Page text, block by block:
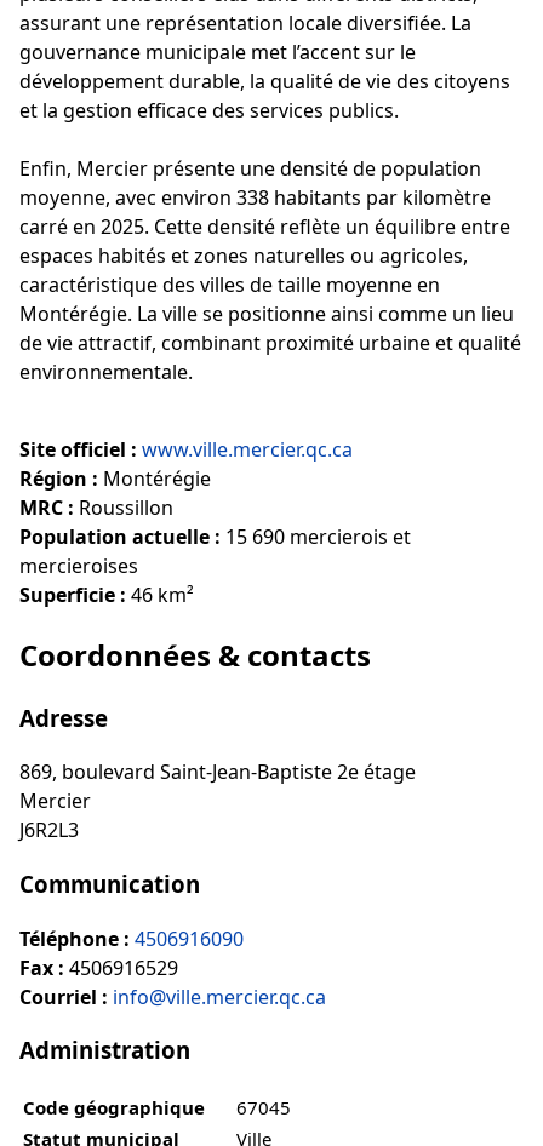
assurant une représentation locale diversifiée. La
gouvernance municipale met l’accent sur le
développement durable, la qualité de vie des citoyens
et la gestion efficace des services publics.
Enfin, Mercier présente une densité de population
moyenne, avec environ 338 habitants par kilomètre
carré en 2025. Cette densité reflète un équilibre entre
espaces habités et zones naturelles ou agricoles,
caractéristique des villes de taille moyenne en
Montérégie. La ville se positionne ainsi comme un lieu
de vie attractif, combinant proximité urbaine et qualité
environnementale.
Site officiel : www.ville.mercier.qc.ca
Région : Montérégie
MRC : Roussillon
Population actuelle : 15 690 mercierois et
mercieroises
Superficie : 46 km²
Coordonnées & contacts
Adresse
869, boulevard Saint-Jean-Baptiste 2e étage
Mercier
J6R2L3
Communication
Téléphone : 4506916090
Fax : 4506916529
Courriel : info@ville.mercier.qc.ca
Administration
Code géographique
67045
Statut municipal
Ville